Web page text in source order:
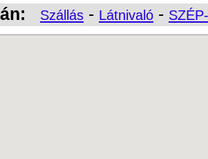
Szállás - Látnivaló -